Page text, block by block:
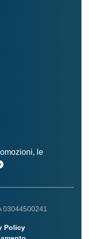
le
03044500241
Policy